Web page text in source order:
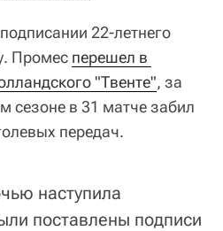
22-летнего
Промес перешел в
"Твенте", за
сезоне в 31 матче забил
передач.
наступила
поставлены подписи